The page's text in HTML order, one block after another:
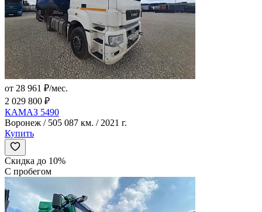
от 28 961 ₽/мес.
2 029 800 ₽
КАМАЗ 5490
Воронеж / 505 087 км. / 2021 г.
Купить
Скидка до 10%
С пробегом